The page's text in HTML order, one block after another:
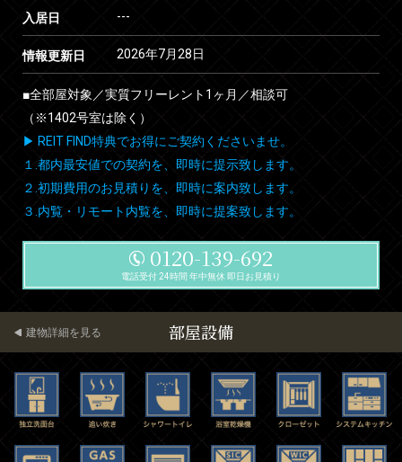
入居日 ---
情報更新日 2026年7月28日
■全部屋対象／実質フリーレント1ヶ月／相談可
（※1402号室は除く）
▶ REIT FIND特典でお得にご契約くださいませ。
１.都内最安値での契約を、即時に提示致します。
２.初期費用のお見積りを、即時に案内致します。
３.内覧・リモート内覧を、即時に提案致します。
0120-139-692
電話受付 24時間 年中無休 即日お見積り
部屋設備
建物詳細を見る